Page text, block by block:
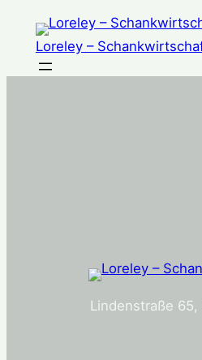
Inhalt
springen
Loreley –
Lindenstraße 65,